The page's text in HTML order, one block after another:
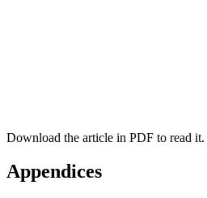
Download the article in PDF to read it.
Appendices